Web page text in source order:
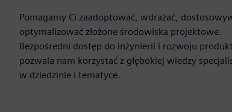
Pomagamy Ci zaadoptować, wdrażać,
optymalizować złożone środowiska projektowe.
Bezpośredni dostęp do inżynierii i rozwoju
pozwala nam korzystać z głębokiej wiedzy
w dziedzinie i tematyce.